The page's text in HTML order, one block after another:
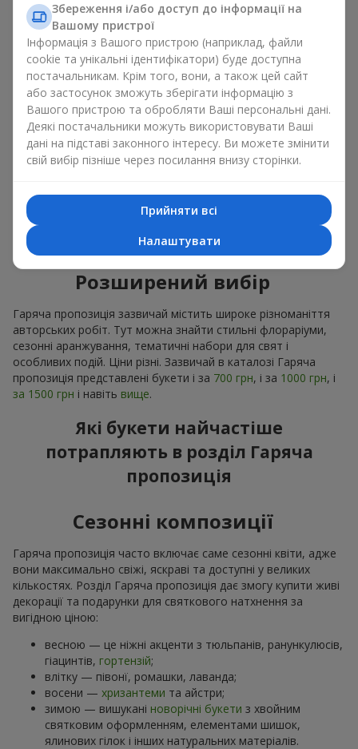
зробити оригінальний сюрприз? Гаряча пропозиція дає
змогу придбати вишукані естетичні поєднання за приємною
ціною. Те, що раніше ви не могли собі дозволити, тепер
стає доступним з асортиментом розділу Гаряча пропозиція.
Швидке оформлення
замовлення
Складники для композицій розділу Гаряча пропозиція є в
готові. Саме тому весь асортимент розділу Гаряча
пропозиція можна замовити миттєво і отримати
замовлення майже моментально. Ви обираєте, оплачуєте і
отримуєте швидку доставку.
Розширений вибір
Гаряча пропозиція зазвичай містить широке різноманіття
авторських робіт. Тут можна знайти стильні флораріуми,
сезонні аранжування, тематичні набори для свят і
особливих подій. Ціни різні. Зазвичай в каталозі Гаряча
пропозиція представлені букети і за 700 грн, і за 1000 грн, і
за 1500 грн і навіть вище.
Які букети найчастіше
потрапляють в розділ Гаряча
пропозиція
Сезонні композиції
Гаряча пропозиція часто включає саме сезонні квіти, адже
вони максимально свіжі, яскраві та доступні у великих
кількостях. Розділ Гаряча пропозиція дає змогу купити живі
декорації та подарунки для святкового натхнення за
вигідною ціною:
весною — це ніжні акценти з тюльпанів, ранункулюсів,
гіацинтів, гортензій;
влітку — півонї, ромашки, лаванда;
восени — хризантеми та айстри;
зимою — вишукані новорічні букети з хвойним
святковим оформленням, елементами шишок,
ялинових гілок і інших натуральних матеріалів.
Збереження і/або доступ до інформації на
Вашому пристрої
Інформація з Вашого пристрою (наприклад, файли
cookie та унікальні ідентифікатори) буде доступна
постачальникам. Крім того, вони, а також цей сайт
або застосунок зможуть зберігати інформацію з
Вашого пристрою та обробляти Ваші персональні дані.
Деякі постачальники можуть використовувати Ваші
дані на підставі законного інтересу. Ви можете змінити
свій вибір пізніше через посилання внизу сторінки.
Прийняти всі
Налаштувати